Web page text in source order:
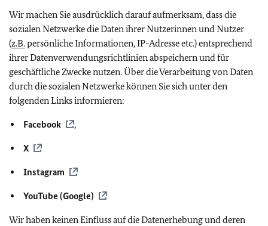
Wir machen Sie ausdrücklich darauf aufmerksam, dass die
sozialen Netzwerke die Daten ihrer Nutzerinnen und Nutzer
(z.B.persönliche Informationen, IP-Adresse etc.) entsprechend
ihrer Datenverwendungsrichtlinien abspeichern und für
geschäftliche Zwecke nutzen. Über die Verarbeitung von Daten
durch die sozialen Netzwerke können Sie sich unter den
folgenden Links informieren:
Facebook ,
X
Instagram
YouTube (Google)
Wir haben keinen Einfluss auf die Datenerhebung und deren